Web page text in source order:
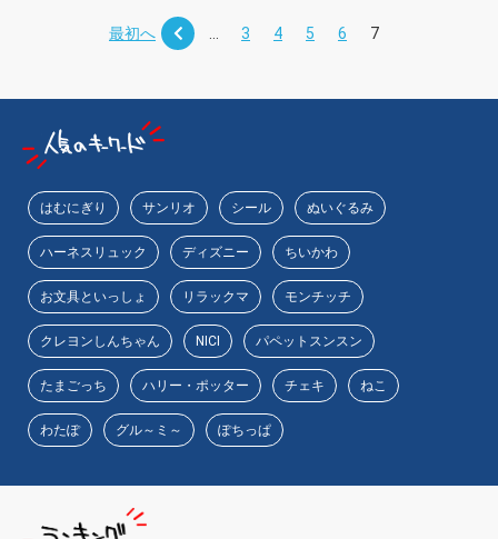
最初へ 3 4 5 6 7
はむにぎり サンリオ シール ぬいぐるみ
ハーネスリュック ディズニー ちいかわ
お文具といっしょ リラックマ モンチッチ
クレヨンしんちゃん NICI パペットスンスン
たまごっち ハリー・ポッター チェキ ねこ
わたぽ グル～ミ～ ぽちっぱ
ーター
ッズ